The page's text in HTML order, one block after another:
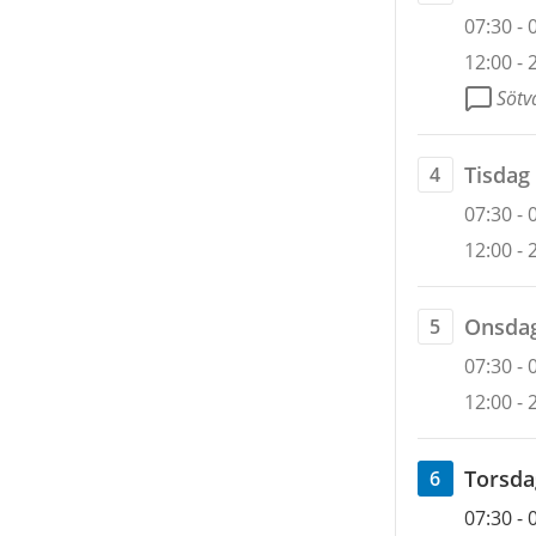
augusti
augusti
2026
3
augusti
2026
07:30-
12:00-
4
tisdag
4
augusti
Tisdag
07:30-
12:00-
5
5
augusti
07:30-
12:00-
6
6
07:30-